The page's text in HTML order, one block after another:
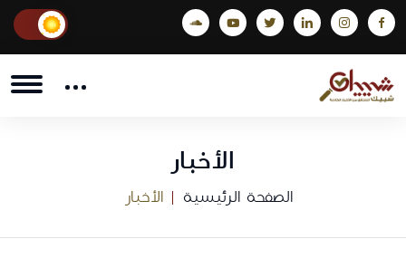
الأخبار
الصفحة الرئيسية الأخبار